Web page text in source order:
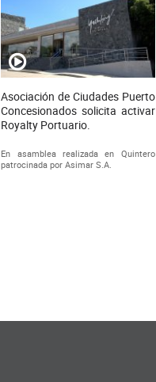
Asociación de Ciudades Puerto
Concesionados solicita activar
Royalty Portuario.
En asamblea realizada en Quintero
patrocinada por Asimar S.A.